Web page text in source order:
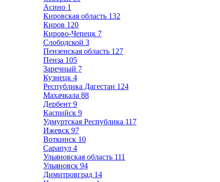
Асино 1
Кировская область 132
Киров 120
Кирово-Чепецк 7
Слободской 3
Пензенская область 127
Пенза 105
Заречный 7
Кузнецк 4
Республика Дагестан 124
Махачкала 88
Дербент 9
Каспийск 9
Удмуртская Республика 117
Ижевск 97
Воткинск 10
Сарапул 4
Ульяновская область 111
Ульяновск 94
Димитровград 14